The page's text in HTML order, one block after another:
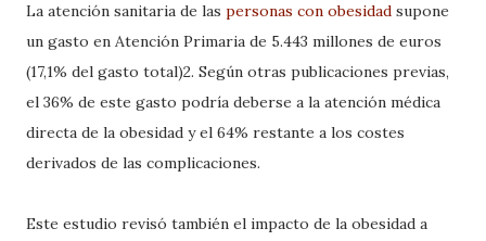
La atención sanitaria de las personas con obesidad supone
un gasto en Atención Primaria de 5.443 millones de euros
(17,1% del gasto total)2. Según otras publicaciones previas,
el 36% de este gasto podría deberse a la atención médica
directa de la obesidad y el 64% restante a los costes
derivados de las complicaciones.
Este estudio revisó también el impacto de la obesidad a